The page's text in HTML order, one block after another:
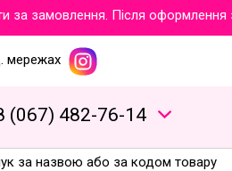
замовлення. Після оформлення
мережах
(067) 482-76-1 4